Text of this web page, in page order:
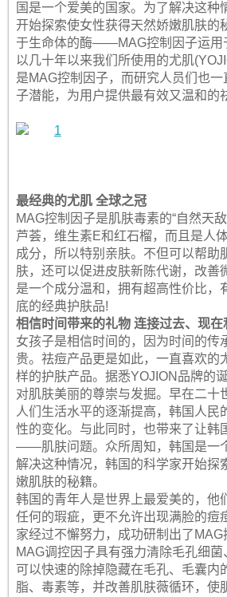
国是一个爱美的国家。为了解决这种
开始探索使女性获得天然娇嫩肌肤的
于生命体的酶——MAG控制因子运用
以几十年以来我们所使用的尤肌
是MAG控制因子，而研究人员们也一
子潜能，为用户提供最有效又温和的
最经典的尤肌 全球之冠
MAG控制因子是肌肤毒素的“自然天
芦荟，维生素E和红石榴，而且是人
成分，所以特别亲肤。不但可以帮助
肤，还可以促进皮肤新陈代谢，改善
是一个成分温和，拥有超高性价比，
底的经典护肤品!
相信时间带来的礼物 连接过去、现在
女孩子是相信时间的，因为时间的传
贵。祛痘产品更是如此，一直喜欢的
样的护肤产品。据悉YOJION品牌的
对肌肤美丽的尊崇与发掘。早在二十
人们生活水平的逐渐提高，韩国人民
性的变化。与此同时，也带来了让韩
——肌肤问题。众所周知，韩国是一
解决这种情况，韩国的科学家开始探
嫩肌肤的秘籍。
韩国的青年人是世界上最爱美的，他
任何的瑕疵，更不允许出现满脸的痘
家经过不懈努力，成功研制出了MAG
MAG调控因子具有强力清除毛孔细菌
可以快速的除掉隐藏在毛孔、毛囊内
脂、毒素等，并改善肌肤薇循环，使